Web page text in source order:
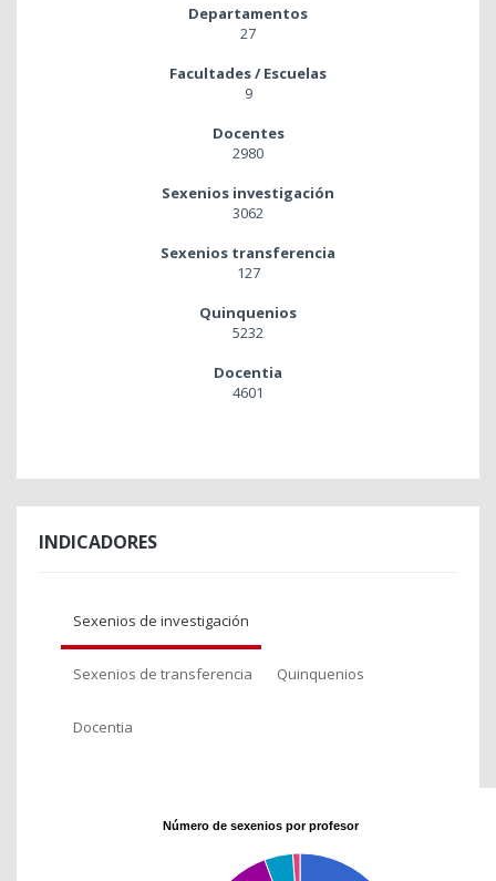
Departamentos
27
Facultades / Escuelas
9
Docentes
2980
Sexenios investigación
3062
Sexenios transferencia
127
Quinquenios
5232
Docentia
4601
INDICADORES
Sexenios de investigación
Sexenios de transferencia Quinquenios
Docentia
Número de sexenios por profesor